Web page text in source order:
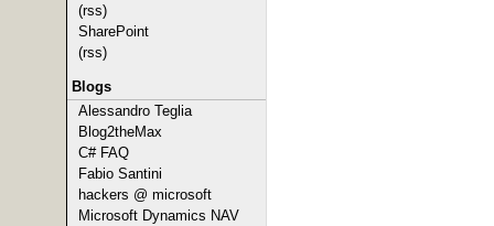
(rss)
SharePoint
(rss)
Blogs
Alessandro Teglia
Blog2theMax
C# FAQ
Fabio Santini
hackers @ microsoft
Microsoft Dynamics NAV